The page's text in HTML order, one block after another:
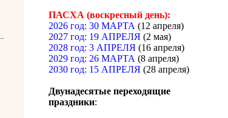
ПАСХА (воскресный день):
2026 год: 30 МАРТА (12 апреля)
2027 год: 19 АПРЕЛЯ (2 мая)
2028 год: 3 АПРЕЛЯ (16 апреля)
2029 год: 26 МАРТА (8 апреля)
2030 год: 15 АПРЕЛЯ (28 апреля)
Двунадесятые переходящие
праздники: